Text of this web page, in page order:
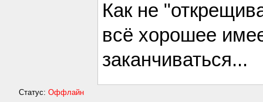
Как не
всё хорошее
заканчиваться...
Статус:Оффлайн